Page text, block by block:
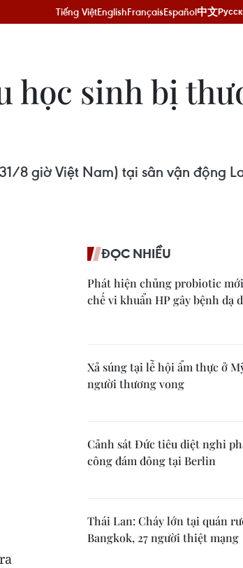
Tiếng ViệtEnglishFrançaisEspañol中文
học sinh bị
8 giờ Việt Nam) tại sân vận động
ĐỌC NHIỀU
Phát hiện chủng probiotic
chế vi khuẩn HP gây bệnh dạ
Xả súng tại lễ hội ẩm thực ở
người thương vong
Cảnh sát Đức tiêu diệt nghi
công đám đông tại Berlin
Thái Lan: Cháy lớn tại quán
Bangkok, 27 người thiệt mạng